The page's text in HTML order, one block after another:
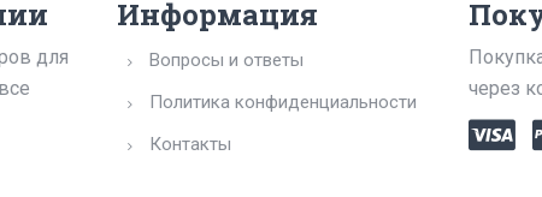
для
Информация
Вопросы и ответы
Политика конфиденциальности
Контакты
через